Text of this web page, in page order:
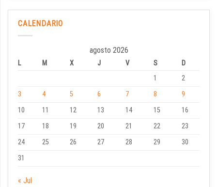
CALENDARIO
agosto 2026
L M X J V S
D
1
2
3
4 5 6 7 8
9
10
11 12 13 14 15
16
17
18 19 20 21 22
23
24
25 26 27 28 29
30
31
« Jul